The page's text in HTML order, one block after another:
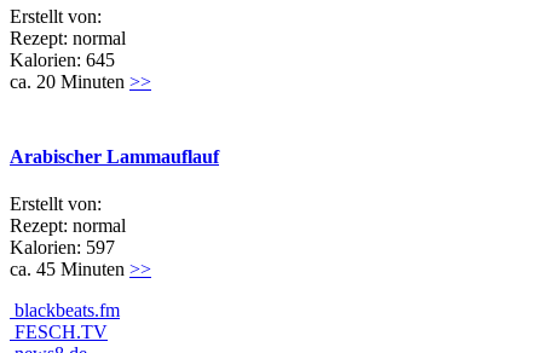
Erstellt von:
Rezept: normal
Kalorien: 645
ca. 20 Minuten >>
Arabischer Lammauflauf
Erstellt von:
Rezept: normal
Kalorien: 597
ca. 45 Minuten >>
blackbeats.fm
FESCH.TV